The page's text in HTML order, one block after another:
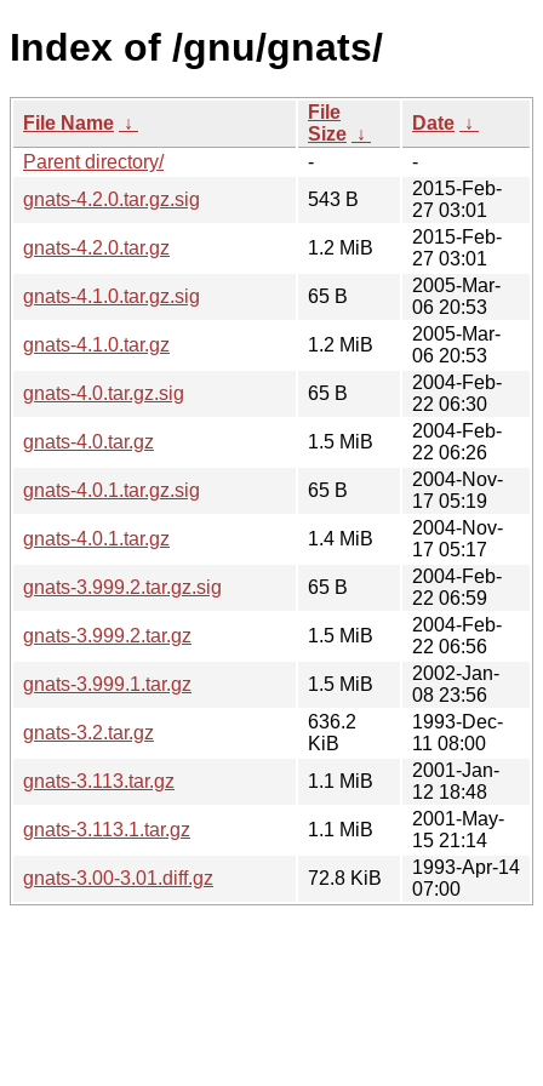
Index of /gnu/gnats/
File Name ↓
File
Size ↓
Date ↓
Parent directory/
-
-
gnats-4.2.0.tar.gz.sig
543 B
2015-Feb-
27 03:01
gnats-4.2.0.tar.gz
1.2 MiB
2015-Feb-
27 03:01
gnats-4.1.0.tar.gz.sig
65 B
2005-Mar-
06 20:53
gnats-4.1.0.tar.gz
1.2 MiB
2005-Mar-
06 20:53
gnats-4.0.tar.gz.sig
65 B
2004-Feb-
22 06:30
gnats-4.0.tar.gz
1.5 MiB
2004-Feb-
22 06:26
gnats-4.0.1.tar.gz.sig
65 B
2004-Nov-
17 05:19
gnats-4.0.1.tar.gz
1.4 MiB
2004-Nov-
17 05:17
gnats-3.999.2.tar.gz.sig
65 B
2004-Feb-
22 06:59
gnats-3.999.2.tar.gz
1.5 MiB
2004-Feb-
22 06:56
gnats-3.999.1.tar.gz
1.5 MiB
2002-Jan-
08 23:56
gnats-3.2.tar.gz
636.2
KiB
1993-Dec-
11 08:00
gnats-3.113.tar.gz
1.1 MiB
2001-Jan-
12 18:48
gnats-3.113.1.tar.gz
1.1 MiB
2001-May-
15 21:14
gnats-3.00-3.01.diff.gz
72.8 KiB
1993-Apr-14
07:00